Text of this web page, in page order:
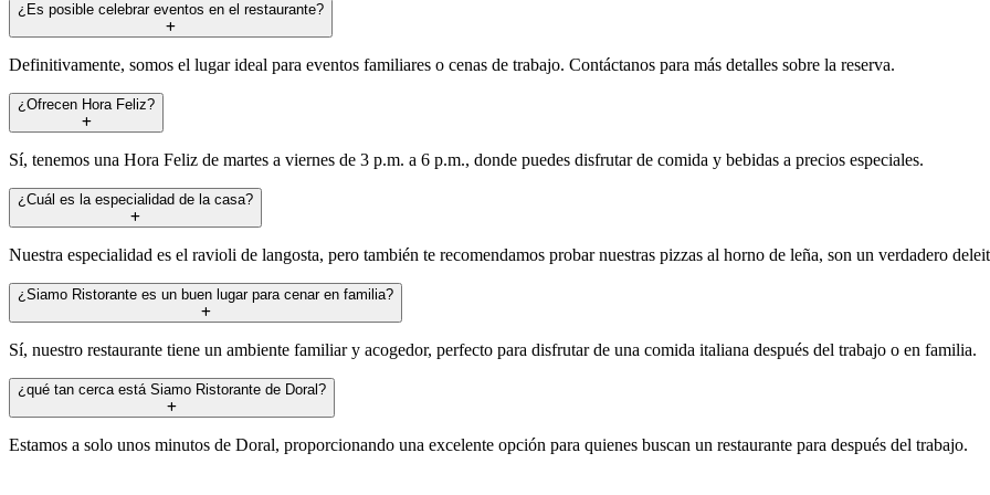
¿Es posible celebrar eventos en el restaurante?
Definitivamente, somos el lugar ideal para eventos familiares o cenas de trabajo. Contáctanos para más detalles sobre la reserva.
¿Ofrecen Hora Feliz?
Sí, tenemos una Hora Feliz de martes a viernes de 3 p.m. a 6 p.m., donde puedes disfrutar de comida y bebidas a precios especiales.
¿Cuál es la especialidad de la casa?
Nuestra especialidad es el ravioli de langosta, pero también te recomendamos probar nuestras pizzas al horno de leña, son un verdadero
¿Siamo Ristorante es un buen lugar para cenar en familia?
Sí, nuestro restaurante tiene un ambiente familiar y acogedor, perfecto para disfrutar de una comida italiana después del trabajo o en familia.
¿qué tan cerca está Siamo Ristorante de Doral?
Estamos a solo unos minutos de Doral, proporcionando una excelente opción para quienes buscan un restaurante para después del trabajo.